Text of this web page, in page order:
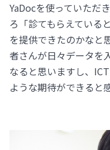
YaDocを使っていただ
ろ「診てもらえている
を提供できたのかなと
者さんが日々データを
なると思いますし、
ような期待ができると